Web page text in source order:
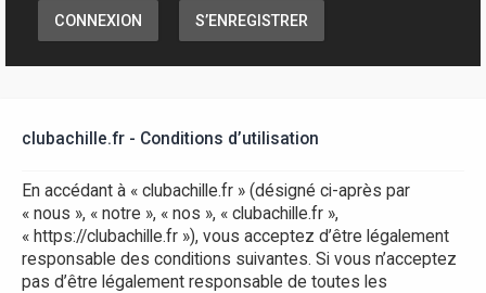
CONNEXION S’ENREGISTRER
clubachille.fr - Conditions d’utilisation
En accédant à « clubachille.fr » (désigné ci-après par
« nous », « notre », « nos », « clubachille.fr »,
« https://clubachille.fr »), vous acceptez d’être légalement
responsable des conditions suivantes. Si vous n’acceptez
pas d’être légalement responsable de toutes les